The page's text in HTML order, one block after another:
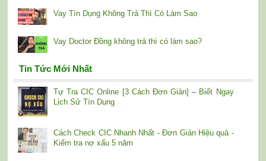
Vay Tín Dụng Không Trả Thì Có Làm Sao
Vay Doctor Đồng không trả thì có làm sao?
Tin Tức Mới Nhất
Tự Tra CIC Online [3 Cách Đơn Giản] – Biết Ngay
Lịch Sử Tín Dụng
Cách Check CIC Nhanh Nhất - Đơn Giản Hiệu quả -
Kiểm tra nợ xấu 5 năm